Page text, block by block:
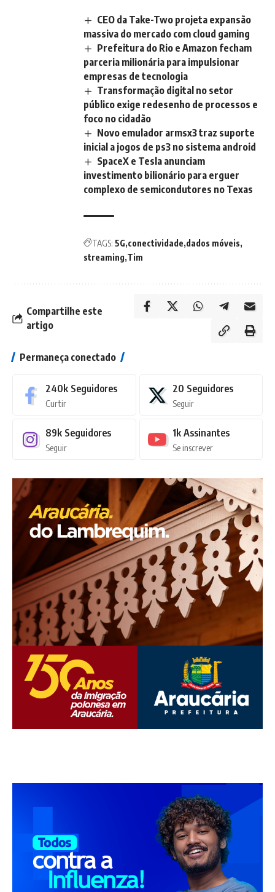
CEO da Take-Two projeta expansão
massiva do mercado com cloud gaming
Prefeitura do Rio e Amazon fecham
parceria milionária para impulsionar
empresas de tecnologia
Transformação digital no setor
público exige redesenho de processos e
foco no cidadão
Novo emulador armsx3 traz suporte
inicial a jogos de ps3 no sistema android
SpaceX e Tesla anunciam
investimento bilionário para erguer
complexo de semicondutores no Texas
TAGS: 5G conectividade dados móveis
streaming Tim
Compartilhe este
artigo
Permaneça conectado
240k Seguidores
Curtir
20 Seguidores
Seguir
89k Seguidores
Seguir
1k Assinantes
Se inscrever